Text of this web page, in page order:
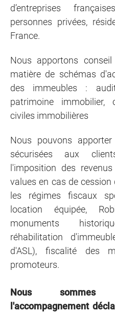
d’entreprises
personnes privées,
France.
Nous apportons
matière de schémas
des immeubles :
patrimoine immobilier,
civiles immobilières
Nous pouvons
sécurisées aux
l'imposition des
values en cas de
les régimes fiscaux
location équipée,
monuments
réhabilitation
d'ASL), fiscalité des
promoteurs.
Nous sommes
l'accompagnement